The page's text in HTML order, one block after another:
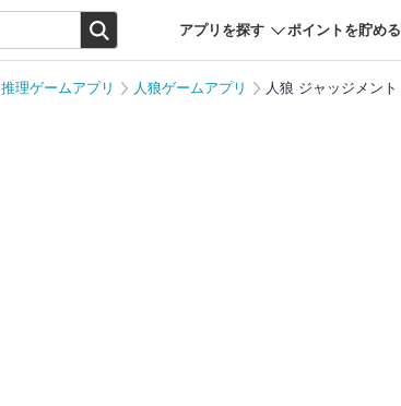
アプリを探す ポイントを貯める
推理ゲームアプリ 人狼ゲームアプリ 人狼 ジャッジメント